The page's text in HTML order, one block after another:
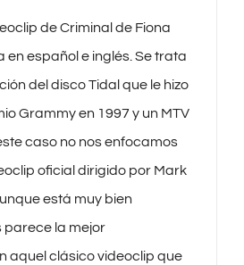
de Criminal de Fiona
en español e inglés. Se trata
del disco Tidal que le hizo
Grammy en 1997 y un MTV
caso no nos enfocamos
oficial dirigido por Mark
está muy bien
parece la mejor
aquel clásico videoclip que